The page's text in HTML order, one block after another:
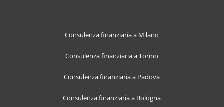
Consulenza finanziaria a Milano
Consulenza finanziaria a Torino
Consulenza finanziaria a Padova
Consulenza finanziaria a Bologna